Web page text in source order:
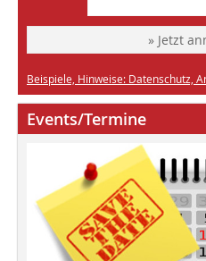
» Jetzt
Beispiele, Hinweise: Datenschutz,
Events/Termine